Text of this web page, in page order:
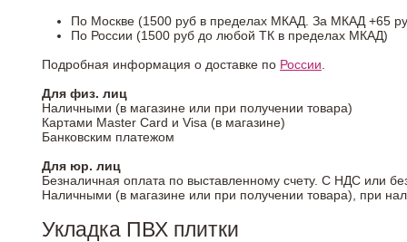
По Москве (1500 руб в пределах МКАД. За МКАД +65
По России (1500 руб до любой ТК в пределах МКАД)
Подробная информация о доставке по России
Для физ. лиц
Наличными (в магазине или при получении товара)
Картами Master Card и Visa (в магазине)
Банковским платежом
Для юр. лиц
Безналичная оплата по выставленному счету. С НДС или
Наличными (в магазине или при получении товара), при
Укладка ПВХ плитки